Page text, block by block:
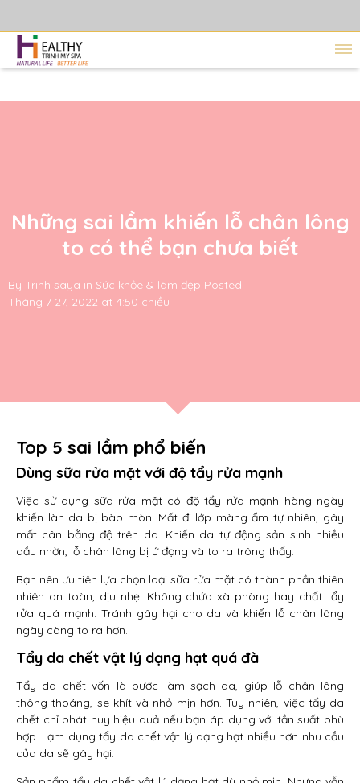
Những sai lầm khiến lỗ chân lông
to có thể bạn chưa biết
By Trinh saya in Sức khỏe & làm đẹp Posted
Tháng 7 27, 2022 at 4:50 chiều
Top 5 sai lầm phổ biến
Dùng sữa rửa mặt với độ tẩy rửa mạnh
Việc sử dụng sữa rửa mặt có độ tẩy rửa mạnh hàng ngày
khiến làn da bị bào mòn. Mất đi lớp màng ẩm tự nhiên, gây
mất cân bằng độ trên da. Khiến da tự động sản sinh nhiều
dầu nhờn, lỗ chân lông bị ứ đọng và to ra trông thấy.
Bạn nên ưu tiên lựa chọn loại sữa rửa mặt có thành phần thiên
nhiên an toàn, dịu nhẹ. Không chứa xà phòng hay chất tẩy
rửa quá mạnh. Tránh gây hại cho da và khiến lỗ chân lông
ngày càng to ra hơn.
Tẩy da chết vật lý dạng hạt quá đà
Tẩy da chết vốn là bước làm sạch da, giúp lỗ chân lông
thông thoáng, se khít và nhỏ mịn hơn. Tuy nhiên, việc tẩy da
chết chỉ phát huy hiệu quả nếu bạn áp dụng với tần suất phù
hợp. Lạm dụng tẩy da chết vật lý dạng hạt nhiều hơn nhu cầu
của da sẽ gây hại.